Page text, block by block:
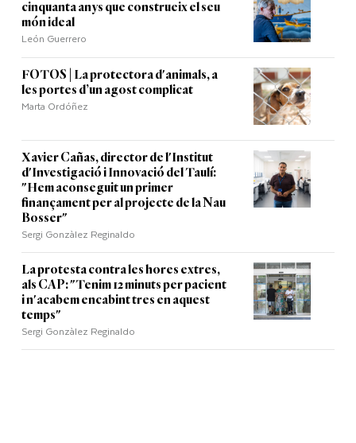
cinquanta anys que construeix el seu
món ideal
León Guerrero
FOTOS | La protectora d'animals, a
les portes d’un agost complicat
Marta Ordóñez
Xavier Cañas, director de l'Institut
d'Investigació i Innovació del Taulí:
"Hem aconseguit un primer
finançament per al projecte de la Nau
Bosser"
Sergi Gonzàlez Reginaldo
La protesta contra les hores extres,
als CAP: "Tenim 12 minuts per pacient
i n'acabem encabint tres en aquest
temps"
Sergi Gonzàlez Reginaldo